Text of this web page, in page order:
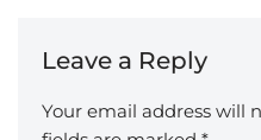
Leave a Reply
Your email address will